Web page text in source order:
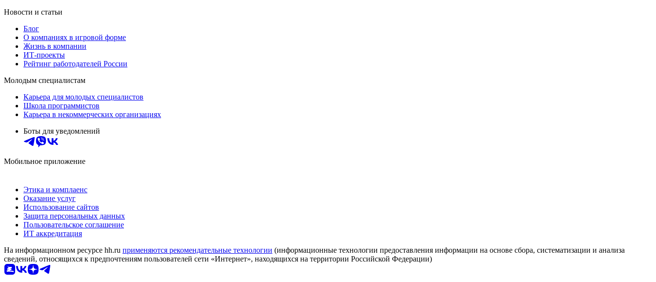
Новости и статьи
Блог
О компаниях в игровой форме
Жизнь в компании
ИТ-проекты
Рейтинг работодателей России
Молодым специалистам
Карьера для молодых специалистов
Школа программистов
Карьера в некоммерческих организациях
Боты для уведомлений
Мобильное приложение
Этика и комплаенс
Оказание услуг
Использование сайтов
Защита персональных данных
Пользовательское соглашение
ИТ аккредитация
На информационном ресурсе hh.ru применяются рекомендательные технологии (информационные технологии предоставления информации на основе сбора, систематизации и анализа
сведений, относящихся к предпочтениям пользователей сети «Интернет», находящихся на территории Российской Федерации)